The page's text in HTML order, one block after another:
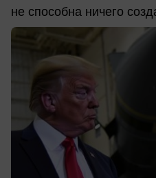
не способна ничего